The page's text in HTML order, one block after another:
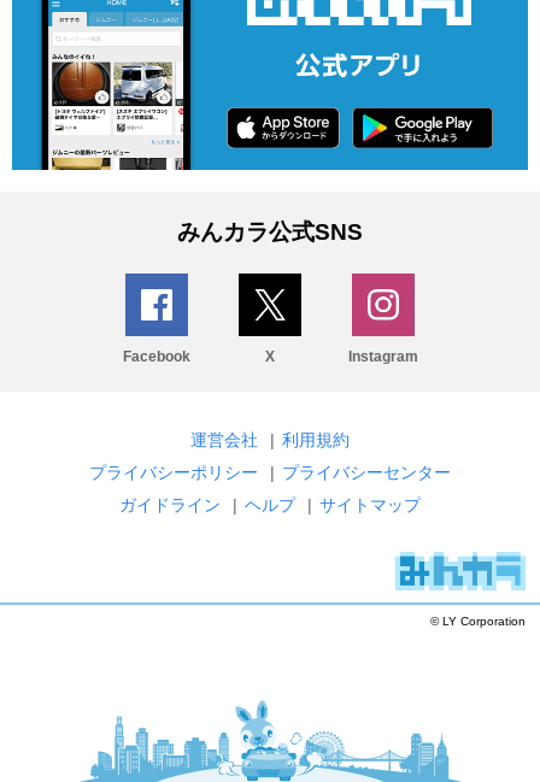
みんカラ公式SNS
Facebook X Instagram
運営会社 | 利用規約
プライバシーポリシー
| プライバシーセンター
ガイドライン
| ヘルプ | サイトマップ
© LY Corporation